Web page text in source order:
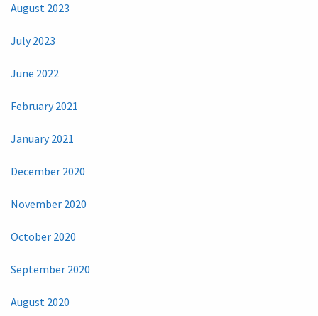
August 2023
July 2023
June 2022
February 2021
January 2021
December 2020
November 2020
October 2020
September 2020
August 2020